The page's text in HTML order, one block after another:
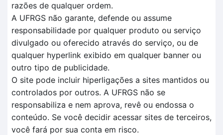
razões de qualquer ordem.
A UFRGS não garante, defende ou assume
responsabilidade por qualquer produto ou serviço
divulgado ou oferecido através do serviço, ou de
qualquer hyperlink exibido em qualquer banner ou
outro tipo de publicidade.
O site pode incluir hiperligações a sites mantidos ou
controlados por outros. A UFRGS não se
responsabiliza e nem aprova, revê ou endossa o
conteúdo. Se você decidir acessar sites de terceiros,
você fará por sua conta em risco.